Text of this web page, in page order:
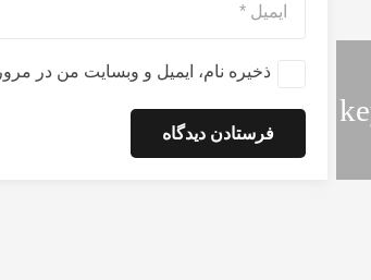
ذخیره نام، ایمیل و وبسایت من در
فرستادن دیدگاه